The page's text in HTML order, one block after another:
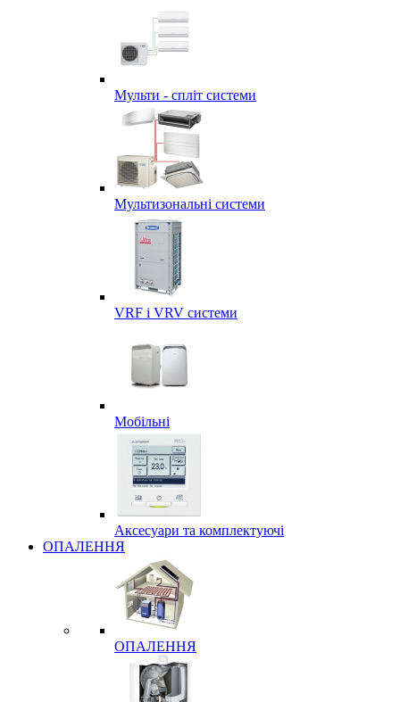
Мульти - спліт системи
Мультизональні системи
VRF і VRV системи
Мобільні
Аксесуари та комплектуючі
ОПАЛЕННЯ
ОПАЛЕННЯ